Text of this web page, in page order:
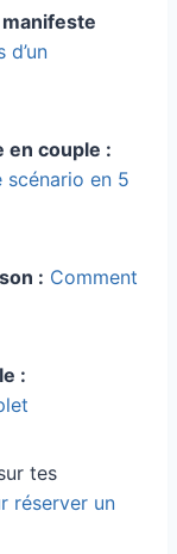
d’un
en couple :
scénario en 5
: Comment
:
tes
réserver un